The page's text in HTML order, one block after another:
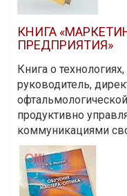
КНИГА
ПРЕДПРИЯТИЯ»
Книга о
руководитель,
продуктивно
коммуникациями